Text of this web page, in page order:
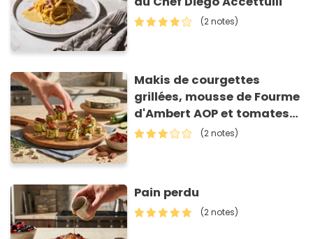
(2 notes)
Makis de courgettes
grillées, mousse de Fourme
d'Ambert AOP et tomates
séchées
(2 notes)
Pain perdu
(2 notes)